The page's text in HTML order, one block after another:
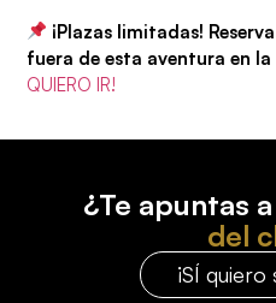
¡Plazas limitadas!
fuera de esta aventura en la
QUIERO IR!
¿Te apuntas
del
¡SÍ